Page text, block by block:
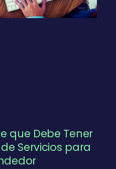
que Debe Tener
Servicios para